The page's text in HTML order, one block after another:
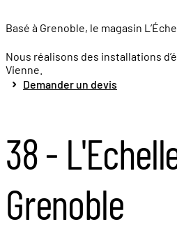
Basé à Grenoble, le magasin
Nous réalisons des installations
Vienne.
Demander un devis
38 -
Grenoble